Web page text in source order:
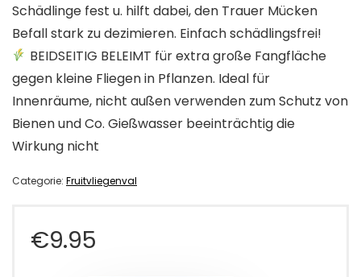
Schädlinge fest u. hilft dabei, den Trauer Mücken
Befall stark zu dezimieren. Einfach schädlingsfrei!
BEIDSEITIG BELEIMT für extra große Fangfläche
gegen kleine Fliegen in Pflanzen. Ideal für
Innenräume, nicht außen verwenden zum Schutz von
Bienen und Co. Gießwasser beeinträchtig die
Wirkung nicht
Categorie: Fruitvliegenval
€9.95